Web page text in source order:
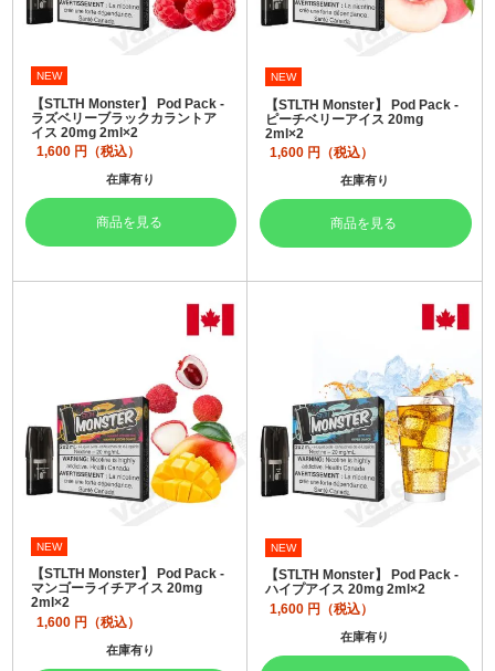
NEW
【STLTH Monster】 Pod Pack -
ラズベリーブラックカラントア
イス 20mg 2ml×2
1,600 円（税込）
在庫有り
商品を見る
NEW
【STLTH Monster】 Pod Pack -
ピーチベリーアイス 20mg
2ml×2
1,600 円（税込）
在庫有り
商品を見る
NEW
【STLTH Monster】 Pod Pack -
マンゴーライチアイス 20mg
2ml×2
1,600 円（税込）
在庫有り
NEW
【STLTH Monster】 Pod Pack -
ハイプアイス 20mg 2ml×2
1,600 円（税込）
在庫有り